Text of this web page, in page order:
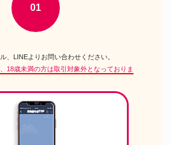
プーリップ 天上ウテナ
TENJO 少女革命ウテナ
の天使 クリィミーマミ
Dream Sister ドルフィー
カちゃん エヴァンゲリオン 第
新東京市立第壱中学校 綾波レ
01
、LINEよりお問い合わせください。
18歳未満の方は取引対象外となっておりま